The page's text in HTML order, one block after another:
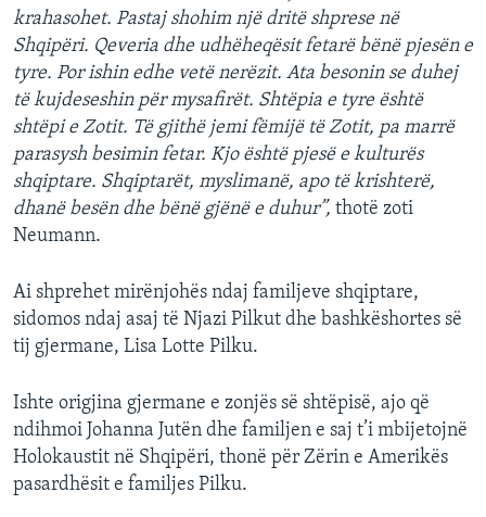
krahasohet. Pastaj shohim një dritë shprese në
Shqipëri. Qeveria dhe udhëheqësit fetarë bënë pjesën e
tyre. Por ishin edhe vetë nerëzit. Ata besonin se duhej
të kujdeseshin për mysafirët. Shtëpia e tyre është
shtëpi e Zotit. Të gjithë jemi fëmijë të Zotit, pa marrë
parasysh besimin fetar. Kjo është pjesë e kulturës
shqiptare. Shqiptarët, myslimanë, apo të krishterë,
dhanë besën dhe bënë gjënë e duhur”, thotë zoti
Neumann.
Ai shprehet mirënjohës ndaj familjeve shqiptare,
sidomos ndaj asaj të Njazi Pilkut dhe bashkëshortes së
tij gjermane, Lisa Lotte Pilku.
Ishte origjina gjermane e zonjës së shtëpisë, ajo që
ndihmoi Johanna Jutën dhe familjen e saj t’i mbijetojnë
Holokaustit në Shqipëri, thonë për Zërin e Amerikës
pasardhësit e familjes Pilku.